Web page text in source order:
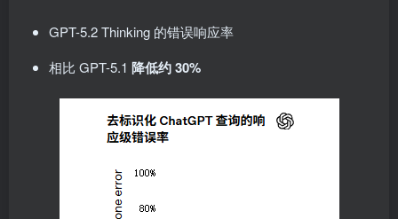
GPT-5.2 Thinking 的错误响应率
相比 GPT-5.1 降低约 30%